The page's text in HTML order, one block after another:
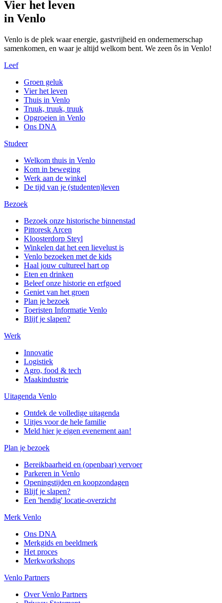
Vier het leven
in Venlo
Venlo is de plek waar energie, gastvrijheid en ondernemerschap
samenkomen, en waar je altijd welkom bent. We zeen ôs in Venlo!
Leef
Groen geluk
Vier het leven
Thuis in Venlo
Truuk, truuk, truuk
Opgroeien in Venlo
Ons DNA
Studeer
Welkom thuis in Venlo
Kom in beweging
Werk aan de winkel
De tijd van je (studenten)leven
Bezoek
Bezoek onze historische binnenstad
Pittoresk Arcen
Kloosterdorp Steyl
Winkelen dat het een lievelust is
Venlo bezoeken met de kids
Haal jouw cultureel hart op
Eten en drinken
Beleef onze historie en erfgoed
Geniet van het groen
Plan je bezoek
Toeristen Informatie Venlo
Blijf je slapen?
Werk
Innovatie
Logistiek
Agro, food & tech
Maakindustrie
Uitagenda Venlo
Ontdek de volledige uitagenda
Uitjes voor de hele familie
Meld hier je eigen evenement aan!
Plan je bezoek
Bereikbaarheid en (openbaar) vervoer
Parkeren in Venlo
Openingstijden en koopzondagen
Blijf je slapen?
Een 'hendig' locatie-overzicht
Merk Venlo
Ons DNA
Merkgids en beeldmerk
Het proces
Merkworkshops
Venlo Partners
Over Venlo Partners